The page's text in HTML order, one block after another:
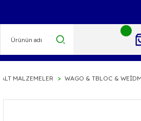
MALZEMELER WAGO & TBLOC &